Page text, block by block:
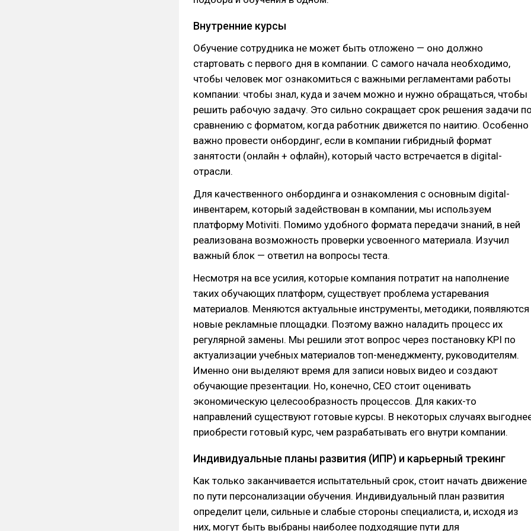
Внутренние курсы
Обучение сотрудника не может быть отложено — оно должно
стартовать с первого дня в компании. С самого начала необходимо,
чтобы человек мог ознакомиться с важными регламентами работы
компании: чтобы знал, куда и зачем можно и нужно обращаться, чтобы
решить рабочую задачу. Это сильно сокращает срок решения задачи
сравнению с форматом, когда работник движется по наитию. Особенно
важно провести онбординг, если в компании гибридный формат
занятости (онлайн + офлайн), который часто встречается в digital-
отрасли.
Для качественного онбординга и ознакомления с основным digital-
инвентарем, который задействован в компании, мы используем
платформу Motiviti. Помимо удобного формата передачи знаний, в ней
реализована возможность проверки усвоенного материала. Изучил
важный блок — ответил на вопросы теста.
Несмотря на все усилия, которые компания потратит на наполнение
таких обучающих платформ, существует проблема устаревания
материалов. Меняются актуальные инструменты, методики, появляются
новые рекламные площадки. Поэтому важно наладить процесс их
регулярной замены. Мы решили этот вопрос через постановку KPI по
актуализации учебных материалов топ-менеджменту, руководителям.
Именно они выделяют время для записи новых видео и создают
обучающие презентации. Но, конечно, CEO стоит оценивать
экономическую целесообразность процессов. Для каких-то
направлений существуют готовые курсы. В некоторых случаях
приобрести готовый курс, чем разрабатывать его внутри компании.
Индивидуальные планы развития (ИПР) и карьерный трекинг
Как только заканчивается испытательный срок, стоит начать движение
по пути персонализации обучения. Индивидуальный план развития
определит цели, сильные и слабые стороны специалиста, и, исходя из
них, могут быть выбраны наиболее подходящие пути для